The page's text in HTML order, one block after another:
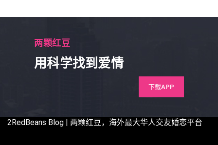
两颗红豆
用科学找到爱情
下载APP
2RedBeans Blog | 两颗红豆，海外最大华人交友婚恋平台